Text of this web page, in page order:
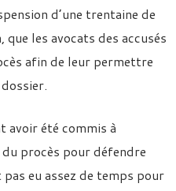
d’une trentaine de
les avocats des accusés
afin de leur permettre
avoir été commis à
procès pour défendre
eu assez de temps pour